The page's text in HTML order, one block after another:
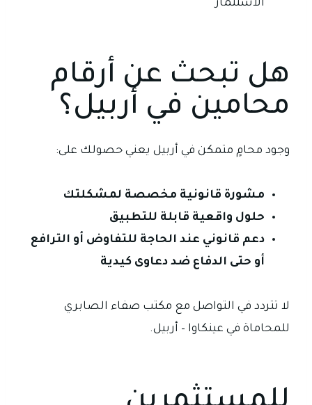
الاستثمار
هل تبحث عن أرقام
محامين في أربيل؟
وجود محامٍ متمكن في أربيل يعني حصولك على:
مشورة قانونية مخصصة لمشكلتك
حلول واقعية قابلة للتطبيق
دعم قانوني عند الحاجة للتفاوض أو الترافع
أو حتى الدفاع ضد دعاوى كيدية
لا تتردد في التواصل مع مكتب صفاء الصابري
للمحاماة في عينكاوا – أربيل.